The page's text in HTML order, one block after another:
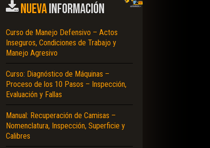
NUEVAINFORMACIÓN
Curso de Manejo Defensivo – Actos
Inseguros, Condiciones de Trabajo y
Manejo Agresivo
Curso: Diagnóstico de Máquinas –
Proceso de los 10 Pasos – Inspección,
Evaluación y Fallas
Manual: Recuperación de Camisas –
Nomenclatura, Inspección, Superficie y
Calibres